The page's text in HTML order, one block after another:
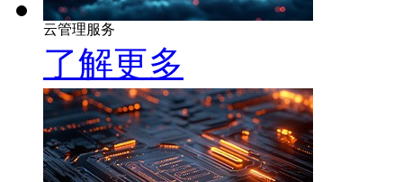
云管理服务
了解更多